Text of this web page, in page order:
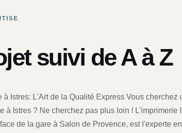
suivi de A à Z
à Istres: L'Art de la Qualité Express Vous cherchez
à Istres ? Ne cherchez pas plus loin ! L'imprimerie
de la gare à Salon de Provence, est l'experte